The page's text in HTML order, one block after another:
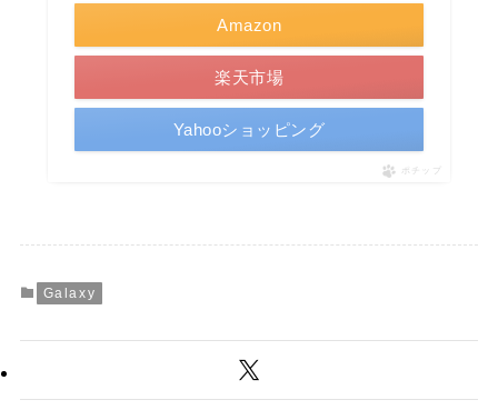
Amazon
楽天市場
Yahooショッピング
ポチップ
Galaxy